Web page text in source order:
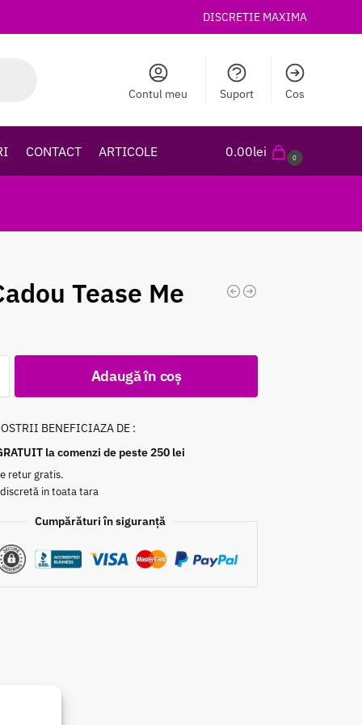
DISCRETIE MAXIMA
Contul meu Suport Cos
CONTACT ARTICOLE 0.00lei 0
Tease Me
Adaugă în coș
BENEFICIAZA DE :
la comenzi de peste 250 lei
retur gratis.
in toata tara
Cumpărături în siguranță